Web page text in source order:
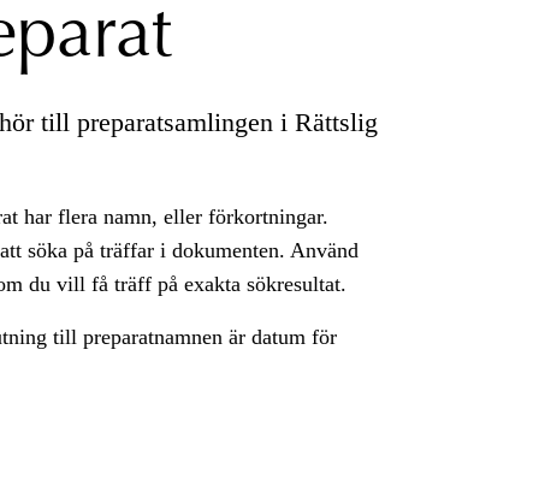
till preparatsamlingen i Rättslig
har flera namn, eller förkortningar.
söka på träffar i dokumenten. Använd
du vill få träff på exakta sökresultat.
till preparatnamnen är datum för